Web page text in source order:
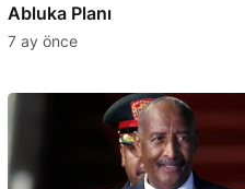
Abluka Planı
7 ay önce